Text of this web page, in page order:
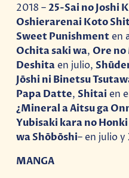
2018 –25-Sai no Joshi
Oshierarenai Koto
Sweet Punishmenten
Ochita saki wa, Ore no
Deshitaen julio,
Jōshi ni Binetsu
Papa Datte,Shitai en
¿Mineral a Aitsu ga
Yubisaki kara no
wa Shōbōshi– en julio y
MANGA